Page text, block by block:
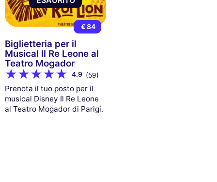
€ 84
Biglietteria per il
Musical Il Re Leone al
Teatro Mogador
4.9 (59)
Prenota il tuo posto per il
musical Disney Il Re Leone
al Teatro Mogador di Parigi.